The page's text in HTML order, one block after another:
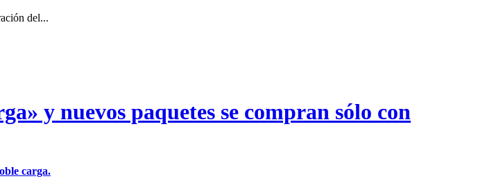
del...
y nuevos paquetes se compran sólo con
carga.